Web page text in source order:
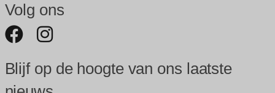
Volg ons
Blijf op de hoogte van ons laatste